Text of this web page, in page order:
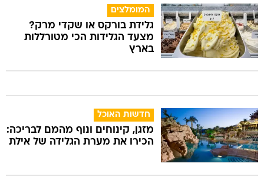
המומלצים
גלידת בורקס או שקדי מרק?
מצעד הגלידות הכי מטורללות
בארץ
חדשות האוכל
מזגן, קינוחים ונוף מהמם לבריכה:
הכירו את מערת הגלידה של אילת